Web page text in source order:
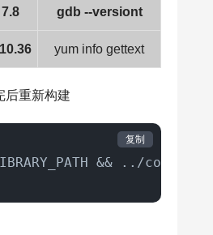
gdb --versiont
yum info gettext
后重新构建
&& ../
复制